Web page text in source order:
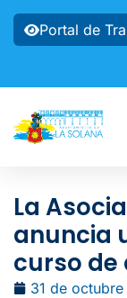
Portal de
La
anuncia
curso
31 de